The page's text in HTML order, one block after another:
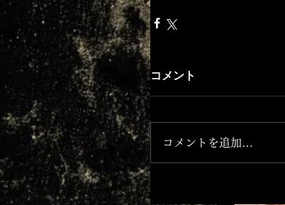
コメント
コメントを追加…